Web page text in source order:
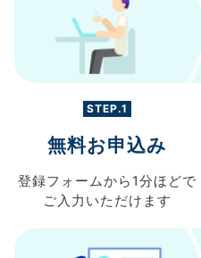
STEP.1
無料お申込み
登録フォームから 1分ほどで
ご入力 いただけます